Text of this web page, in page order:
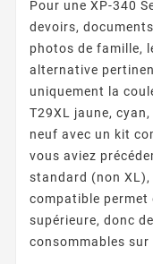
Pour une XP-340
devoirs,
photos de famille,
alternative
uniquement la
T29XL jaune,
neuf avec un kit
vous aviez
standard (non XL),
compatible permet
supérieure, donc
consommables